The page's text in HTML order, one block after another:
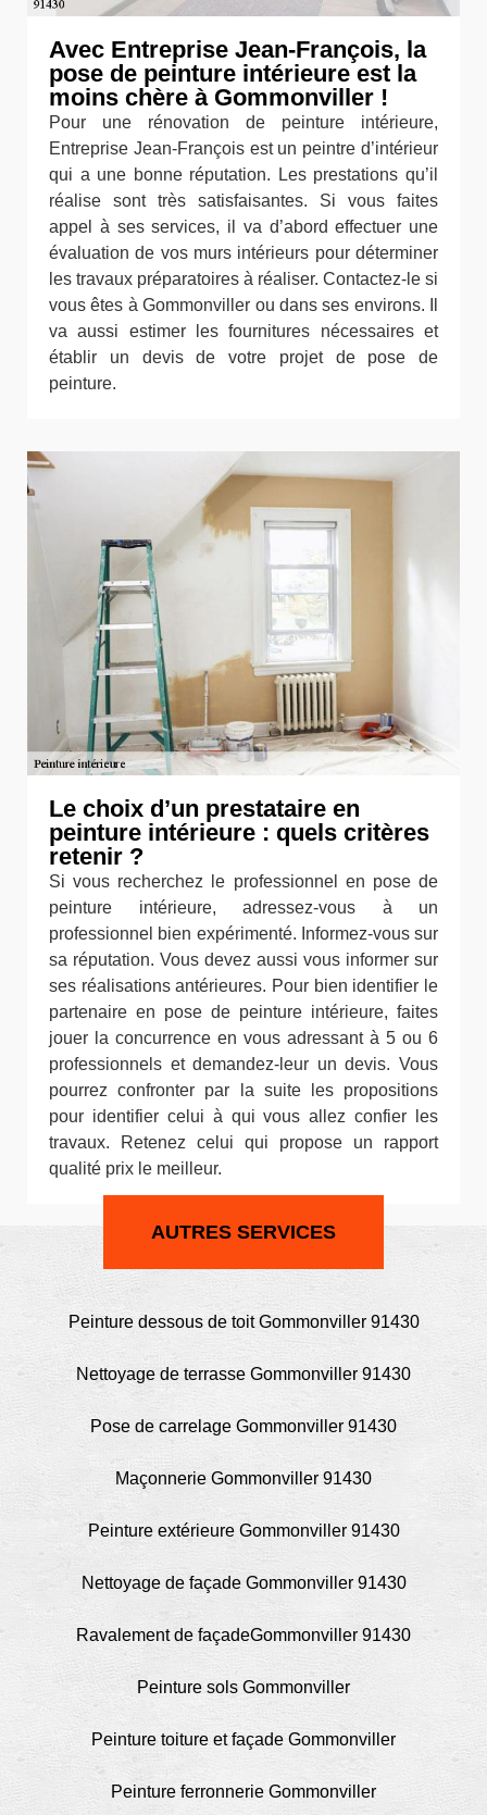
Avec Entreprise Jean-François, la
pose de peinture intérieure est la
moins chère à Gommonviller !
Pour une rénovation de peinture intérieure,
Entreprise Jean-François est un peintre d’intérieur
qui a une bonne réputation. Les prestations qu’il
réalise sont très satisfaisantes. Si vous faites
appel à ses services, il va d’abord effectuer une
évaluation de vos murs intérieurs pour déterminer
les travaux préparatoires à réaliser. Contactez-le si
vous êtes à Gommonviller ou dans ses environs. Il
va aussi estimer les fournitures nécessaires et
établir un devis de votre projet de pose de
peinture.
Le choix d’un prestataire en
peinture intérieure : quels critères
retenir ?
Si vous recherchez le professionnel en pose de
peinture intérieure, adressez-vous à un
professionnel bien expérimenté. Informez-vous sur
sa réputation. Vous devez aussi vous informer sur
ses réalisations antérieures. Pour bien identifier le
partenaire en pose de peinture intérieure, faites
jouer la concurrence en vous adressant à 5 ou 6
professionnels et demandez-leur un devis. Vous
pourrez confronter par la suite les propositions
pour identifier celui à qui vous allez confier les
travaux. Retenez celui qui propose un rapport
qualité prix le meilleur.
AUTRES SERVICES
Peinture dessous de toit Gommonviller 91430
Nettoyage de terrasse Gommonviller 91430
Pose de carrelage Gommonviller 91430
Maçonnerie Gommonviller 91430
Peinture extérieure Gommonviller 91430
Nettoyage de façade Gommonviller 91430
Ravalement de façadeGommonviller 91430
Peinture sols Gommonviller
Peinture toiture et façade Gommonviller
Peinture ferronnerie Gommonviller